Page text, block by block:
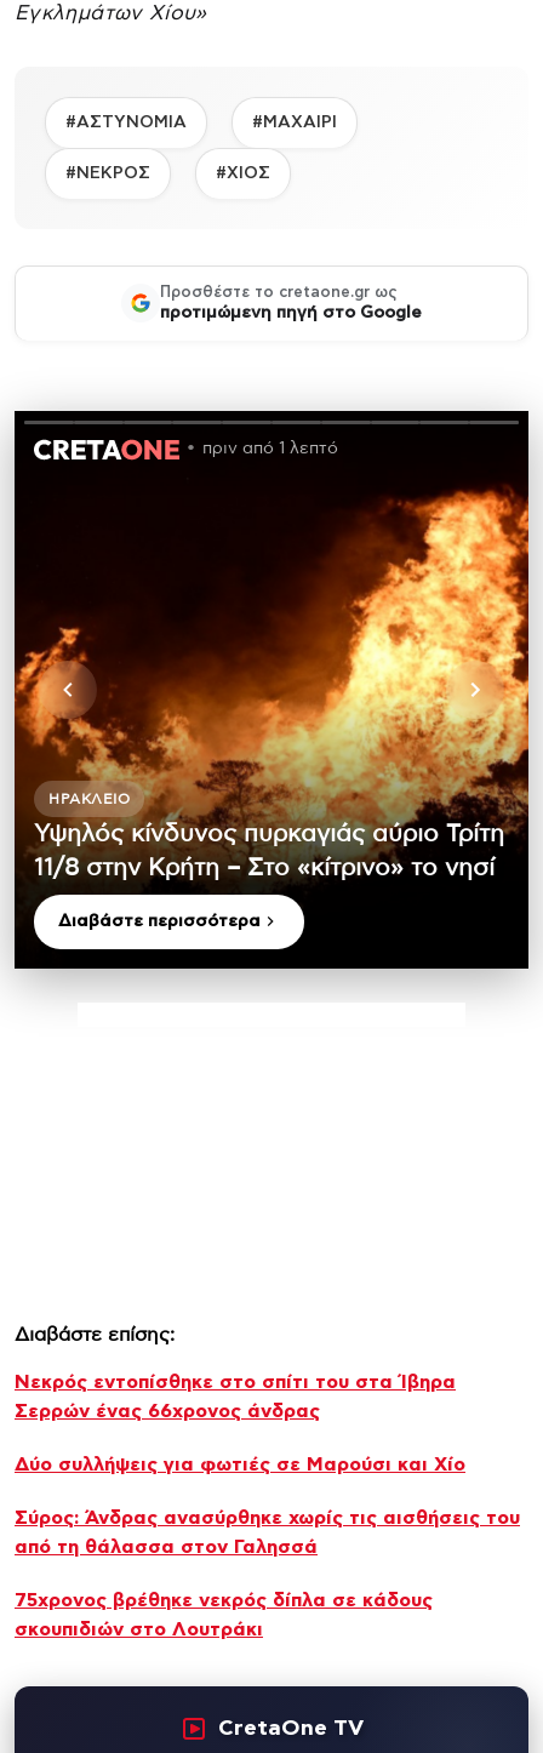
Εγκλημάτων Χίου»
#ΑΣΤΥΝΟΜΙΑ #ΜΑΧΑΙΡΙ
#ΝΕΚΡΟΣ #ΧΙΟΣ
Προσθέστε το cretaone.gr ως
προτιμώμενη πηγή στο Google
πριν από 1 λεπτό
ΗΡΆΚΛΕΙΟ
Υψηλός κίνδυνος πυρκαγιάς αύριο Τρίτη
11/8 στην Κρήτη – Στο «κίτρινο» το νησί
Διαβάστε περισσότερα
Διαβάστε επίσης:
Νεκρός εντοπίσθηκε στο σπίτι του στα Ίβηρα
Σερρών ένας 66χρονος άνδρας
Δύο συλλήψεις για φωτιές σε Μαρούσι και Χίο
Σύρος: Άνδρας ανασύρθηκε χωρίς τις αισθήσεις του
από τη θάλασσα στον Γαλησσά
75χρονος βρέθηκε νεκρός δίπλα σε κάδους
σκουπιδιών στο Λουτράκι
CretaOne TV